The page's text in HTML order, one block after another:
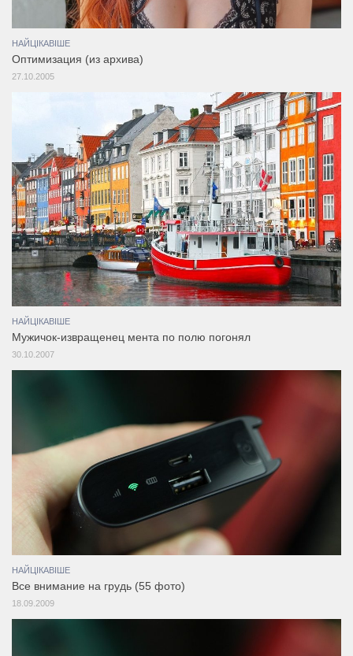
НАЙЦІКАВІШЕ
Оптимизация (из архива)
27.10.2005
НАЙЦІКАВІШЕ
Мужичок-извращенец мента по полю погонял
30.10.2007
НАЙЦІКАВІШЕ
Все внимание на грудь (55 фото)
18.09.2009